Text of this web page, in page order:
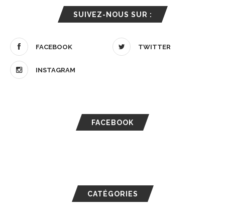
SUIVEZ-NOUS SUR :
FACEBOOK TWITTER
INSTAGRAM
FACEBOOK
CATÉGORIES